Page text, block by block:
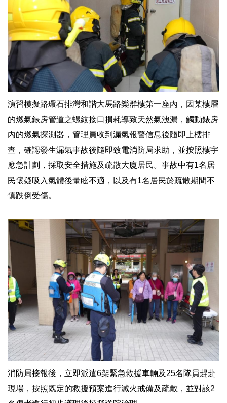
演習模擬路環石排灣和諧大馬路樂群樓第一座內，因某樓層
的燃氣錶房管道之螺紋接口損耗導致天然氣洩漏，觸動錶房
內的燃氣探測器，管理員收到漏氣報警信息後隨即上樓排
查，確認發生漏氣事故後隨即致電消防局求助，並按照樓宇
應急計劃，採取安全措施及疏散大廈居民。事故中有1名居
民懷疑吸入氣體後暈眩不適，以及有1名居民於疏散期間不
慎跌倒受傷。
消防局接報後，立即派遣6架緊急救援車輛及25名隊員趕赴
現場，按照既定的救援預案進行滅火戒備及疏散，並對該2